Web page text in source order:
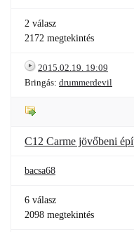
2 válasz
2172 megtekintés
2015.02.19. 19:09
Bringás: drummerdevil
C12 Carme jövőbeni
bacsa68
6 válasz
2098 megtekintés